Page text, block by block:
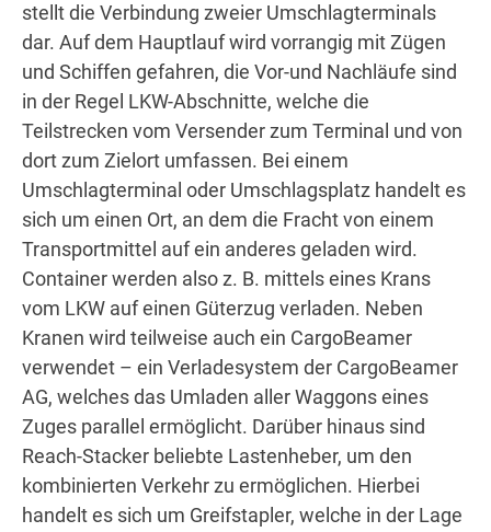
stellt die Verbindung zweier Umschlagterminals
dar. Auf dem Hauptlauf wird vorrangig mit Zügen
und Schiffen gefahren, die Vor-und Nachläufe sind
in der Regel LKW-Abschnitte, welche die
Teilstrecken vom Versender zum Terminal und von
dort zum Zielort umfassen. Bei einem
Umschlagterminal oder Umschlagsplatz handelt es
sich um einen Ort, an dem die Fracht von einem
Transportmittel auf ein anderes geladen wird.
Container werden also z. B. mittels eines Krans
vom LKW auf einen Güterzug verladen. Neben
Kranen wird teilweise auch ein CargoBeamer
verwendet – ein Verladesystem der CargoBeamer
AG, welches das Umladen aller Waggons eines
Zuges parallel ermöglicht. Darüber hinaus sind
Reach-Stacker beliebte Lastenheber, um den
kombinierten Verkehr zu ermöglichen. Hierbei
handelt es sich um Greifstapler, welche in der Lage